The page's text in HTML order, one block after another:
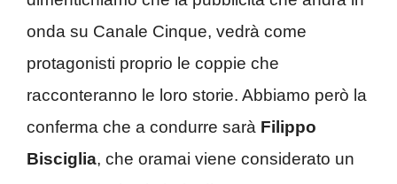
onda su Canale Cinque, vedrà come
protagonisti proprio le coppie che
racconteranno le loro storie. Abbiamo però la
conferma che a condurre sarà Filippo
Bisciglia, che oramai viene considerato un